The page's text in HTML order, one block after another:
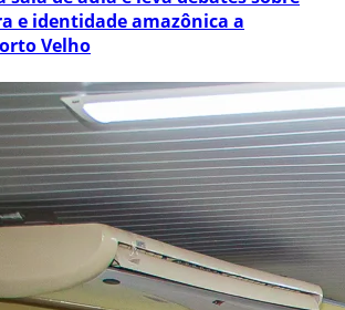
e identidade amazônica a
Velho